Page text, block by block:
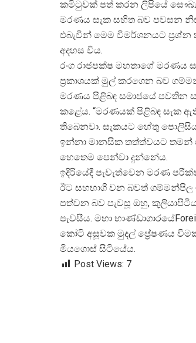
කමිටුවක් පත් කරන ලිපියේ
මරණය සැක සහිත බව පවසන
එබැවින් මෙම විමර්ශනයට ප්
අදහස විය.
රංග රාජපක්ෂ මහතාගේ
ප්රකාශයක් මුල් කරගෙන බව
මරණය පිළිබඳ සමාජයේ පවතින
කළේය. “මරණයක් පිළිබඳ සැක
තිබෙනවා. සැකයට හේතු
ඉන්නා මානසික තත්ත්වයට තමන්
හෙතෙම පෙන්වා දුන්නේය.
ඉදිරියේදී පැවැත්වෙන මරණ
ඊට සහභාගි වන බවත්
පත්වන බව පැවසූ ඔහු,
පැවසීය. මහා
කෝටි අසූවක මුදල් ප්රේෂණය
මියගොස් සිටියේය.
Post Views: 7